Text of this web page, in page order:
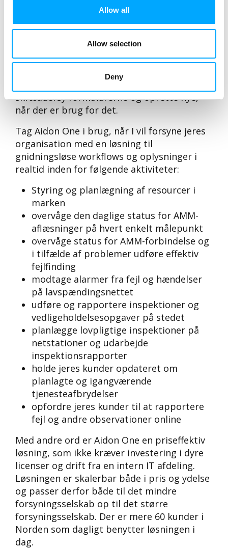
Allow all
Allow selection
Deny
af forskellige teams, som også kan omfatte
eksterne leverandører. Mange af
funktionerne til for eksempel til
arbejdsordrer og vedligeholdelsesmoduler,
er derudover baseret på
formularskabeloner, der kan redigeres,
hvilket gør det nemt for kunden at
skræddersy formularerne og oprette nye,
når der er brug for det.
Tag Aidon One i brug, når I vil forsyne jeres
organisation med en løsning til
gnidningsløse workflows og oplysninger i
realtid inden for følgende aktiviteter:
Styring og planlægning af resourcer i
marken
overvåge den daglige status for AMM-
aflæsninger på hvert enkelt målepunkt
overvåge status for AMM-forbindelse og
i tilfælde af problemer udføre effektiv
fejlfinding
modtage alarmer fra fejl og hændelser
på lavspændingsnettet
udføre og rapportere inspektioner og
vedligeholdelsesopgaver på stedet
planlægge lovpligtige inspektioner på
netstationer og udarbejde
inspektionsrapporter
holde jeres kunder opdateret om
planlagte og igangværende
tjenesteafbrydelser
opfordre jeres kunder til at rapportere
fejl og andre observationer online
Med andre ord er Aidon One en priseffektiv
løsning, som ikke kræver investering i dyre
licenser og drift fra en intern IT afdeling.
Løsningen er skalerbar både i pris og ydelse
og passer derfor både til det mindre
forsyningsselskab op til det større
forsyningsselskab. Der er mere 60 kunder i
Norden som dagligt benytter løsningen i
dag.